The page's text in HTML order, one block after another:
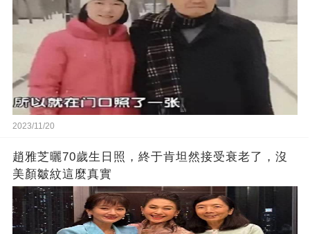
2023/11/20
趙雅芝曬70歲生日照，終于肯坦然接受衰老了，沒
美顏皺紋這麼真實